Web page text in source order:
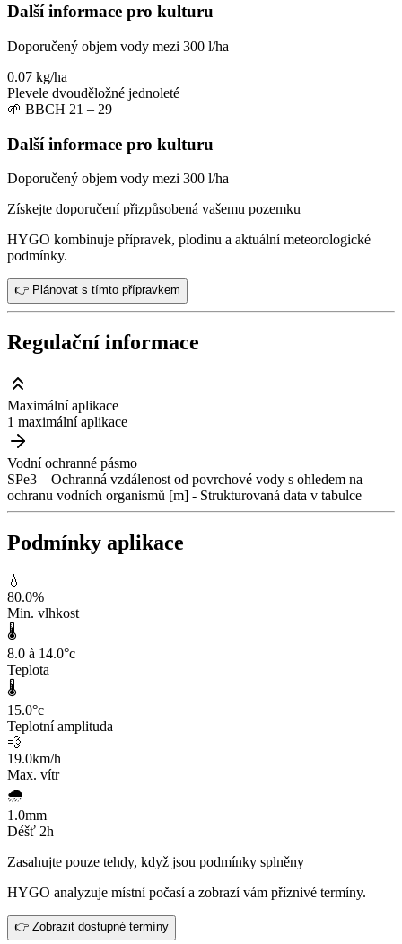
Další informace pro kulturu
Doporučený objem vody mezi 300 l/ha
0.07 kg/ha
Plevele dvouděložné jednoleté
🌱 BBCH 21 – 29
Další informace pro kulturu
Doporučený objem vody mezi 300 l/ha
Získejte doporučení přizpůsobená vašemu pozemku
HYGO kombinuje přípravek, plodinu a aktuální meteorologické
podmínky.
👉 Plánovat s tímto přípravkem
Regulační informace
Maximální aplikace
1 maximální aplikace
Vodní ochranné pásmo
SPe3 – Ochranná vzdálenost od povrchové vody s ohledem na
ochranu vodních organismů [m] - Strukturovaná data v tabulce
Podmínky aplikace
💧
80.0%
Min. vlhkost
🌡️
8.0 à 14.0°c
Teplota
🌡️
15.0°c
Teplotní amplituda
💨
19.0km/h
Max. vítr
🌧️
1.0mm
Déšť 2h
Zasahujte pouze tehdy, když jsou podmínky splněny
HYGO analyzuje místní počasí a zobrazí vám příznivé termíny.
👉 Zobrazit dostupné termíny